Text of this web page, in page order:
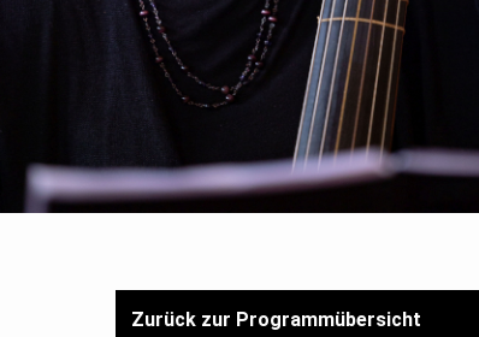
Zurück zur Programmübersicht